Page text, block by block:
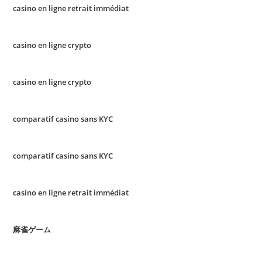
casino en ligne retrait immédiat
casino en ligne crypto
casino en ligne crypto
comparatif casino sans KYC
comparatif casino sans KYC
casino en ligne retrait immédiat
麻雀ゲーム